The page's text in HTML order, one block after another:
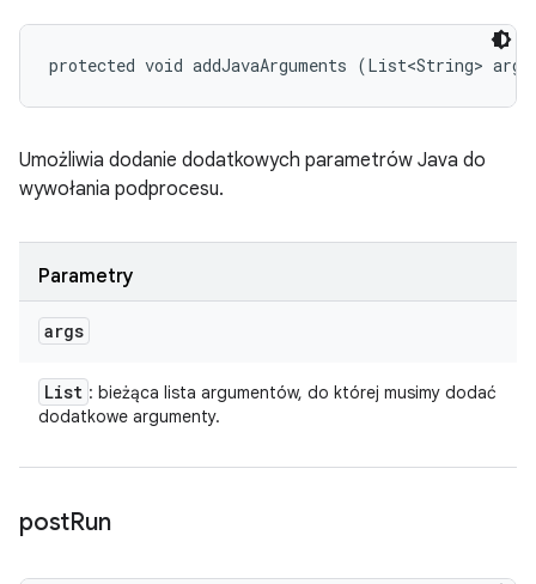
protected void addJavaArguments (List<String>
Umożliwia dodanie dodatkowych parametrów Java do
wywołania podprocesu.
Parametry
args
List : bieżąca lista argumentów, do której musimy dodać
dodatkowe argumenty.
postRun